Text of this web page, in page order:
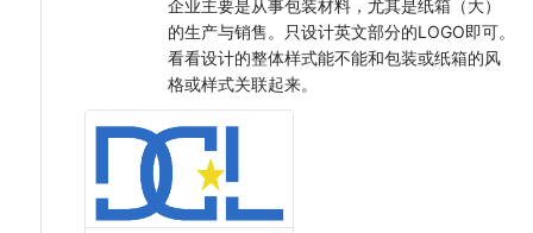
企业主要是从事包装材料，尤其是纸箱（大）
的生产与销售。只设计英文部分的LOGO即可。
看看设计的整体样式能不能和包装或纸箱的风
格或样式关联起来。